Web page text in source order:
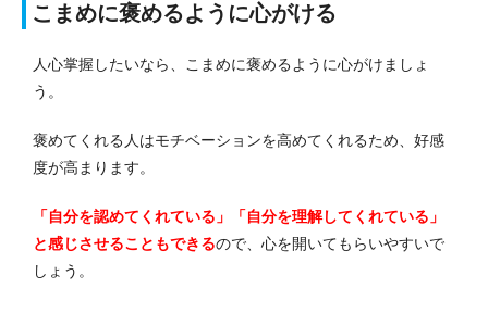
こまめに褒めるように心がける
人心掌握したいなら、こまめに褒めるように心がけましょ
う。
褒めてくれる人はモチベーションを高めてくれるため、好感
度が高まります。
「自分を認めてくれている」「自分を理解してくれている」
と感じさせることもできるので、心を開いてもらいやすいで
しょう。